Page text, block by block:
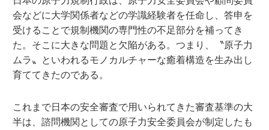
会などに大学関係者などの学識経験者を任命し、答申を
受けることで規制機関の専門性の不足部分を補ってき
た。そこに大きな問題と欠陥がある。つまり、〝原子力
ムラ〟といわれるモノカルチャーな癒着構造を生み出し
育ててきたのである。
これまで日本の安全審査で用いられてきた審査基準の大
半は、諮問機関としての原子力安全委員会が制定したも